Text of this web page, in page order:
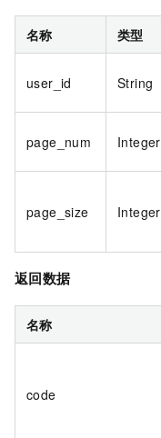
名称 类型
user_id String
page_num Integer
page_size Integer
返回数据
名称
code